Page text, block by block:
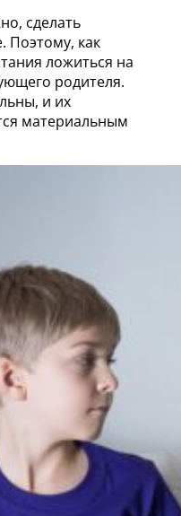
сделать
Поэтому, как
ложиться на
родителя.
и их
материальным